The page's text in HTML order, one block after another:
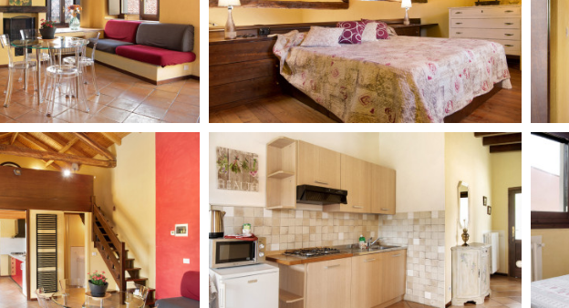
Rete regionale
Bilancio sociale
Amministrazione trasparente
Bandi e gare
Sostenibilità ambientale
SERVIZI
Servizi generali
Location scouting
Spazi nella sede FCTP
Sala Casting
Sala Paolo Tenna
FILM FUNDS
LOCATION GUIDE
FILM DATABASE
BOOK DATABASE
NEWS
CASTING
EVENTI, SPECIALI
Anteprime in Piemonte
TFI Torino Film Industry - Production
Days
Locarno
Mostra
Toronto
Festa
Torino
David di
Nastri
Premio